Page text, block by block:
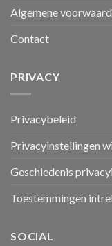
Algemene
Contact
PRIVACY
Privacybeleid
Privacyinstellingen
Geschiedenis
Toestemmingen
SOCIAL